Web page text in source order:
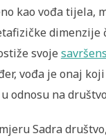
kao vođa tijela,
dimenzije
svoje
vođa je onaj
odnosu na
Sadra